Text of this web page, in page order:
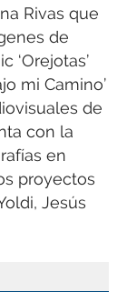
Rivas que
de
‘Orejotas’
mi Camino’
de
con la
en
proyectos
Jesús